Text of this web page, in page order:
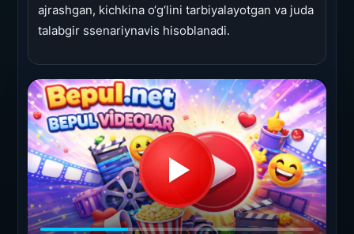
ajrashgan, kichkina o‘g‘lini tarbiyalayotgan va juda
talabgir ssenariynavis hisoblanadi.